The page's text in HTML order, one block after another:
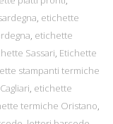
, etichette
, etichette
Sassari, Etichette
stampanti termiche
, etichette
termiche Oristano,